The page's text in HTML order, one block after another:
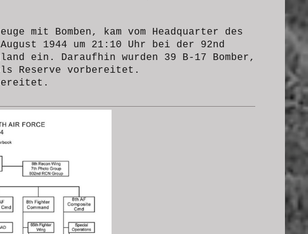
mit Bomben, kam vom Headquarter des
1944 um 21:10 Uhr bei der 92nd
ein. Daraufhin wurden 39 B-17 Bomber,
Reserve vorbereitet.